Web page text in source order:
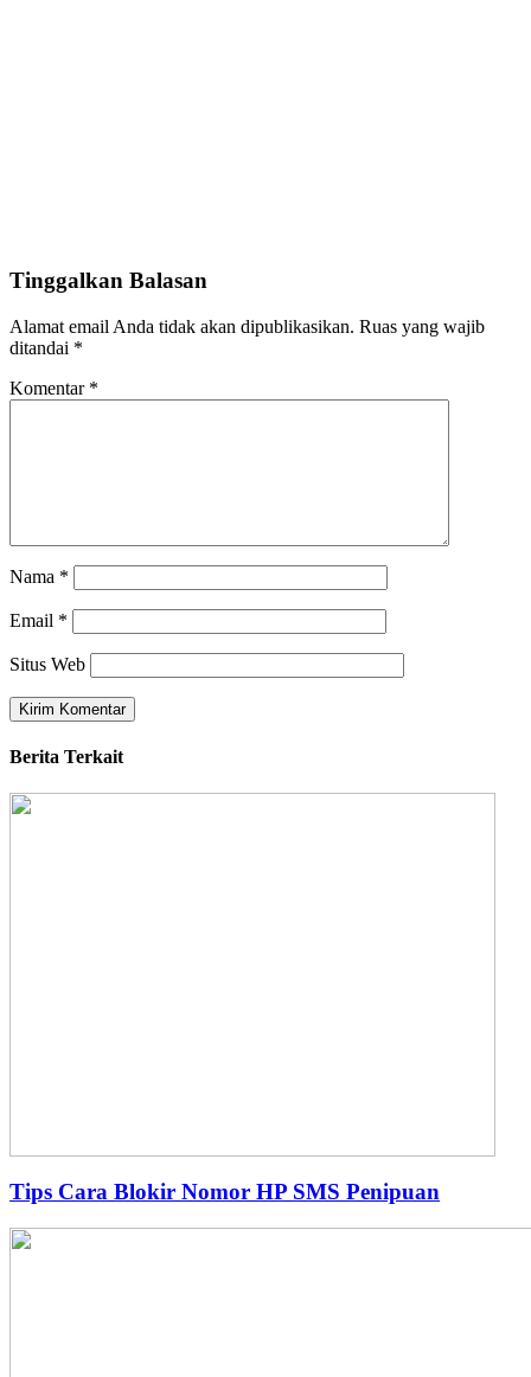
Tinggalkan Balasan
Alamat email Anda tidak akan dipublikasikan. Ruas yang wajib
ditandai *
Komentar *
Nama *
Email *
Situs Web
Berita Terkait
Tips Cara Blokir Nomor HP SMS Penipuan